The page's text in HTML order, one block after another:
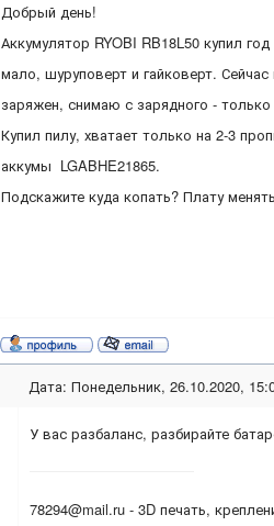
Добрый день!
Аккумулятор RYOBI RB18L50 купил
мало, шуруповерт и гайковерт.
заряжен, снимаю с зарядного -
Купил пилу, хватает только на 2-3
аккумы LGABHE21865.
Подскажите куда копать? Плату
Дата: Понедельник, 26.10.2020,
У вас разбаланс, разбирайте
78294@mail.ru - 3D печать,